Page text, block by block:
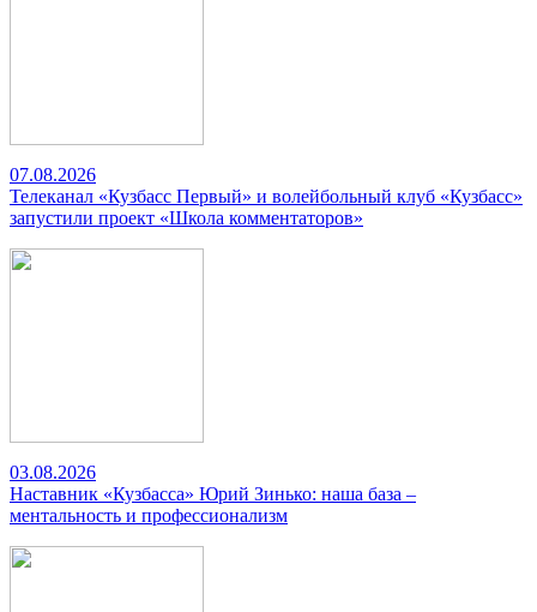
07.08.2026
Телеканал «Кузбасс Первый» и волейбольный клуб «Кузбасс»
запустили проект «Школа комментаторов»
03.08.2026
Наставник «Кузбасса» Юрий Зинько: наша база –
ментальность и профессионализм